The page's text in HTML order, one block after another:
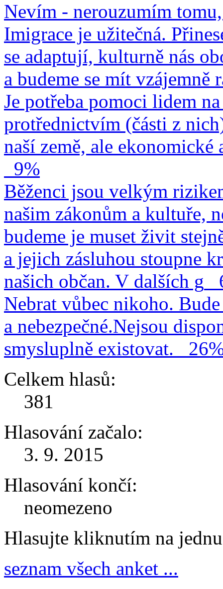
Nevím - nerouzumím
Imigrace je užitečná.
se adaptují, kulturně nás
a budeme se mít vzájemně
Je potřeba pomoci lidem
protřednictvím (části z
naší země, ale
9%
Běženci jsou velkým
našim zákonům a kultuře,
budeme je muset živit
a jejich zásluhou stoupne
našich občan. V dalších g
Nebrat vůbec nikoho.
a nebezpečné.Nejsou
smysluplně existovat.
Celkem hlasů:
381
Hlasování začalo:
3. 9. 2015
Hlasování končí:
neomezeno
Hlasujte kliknutím na
seznam všech anket ...